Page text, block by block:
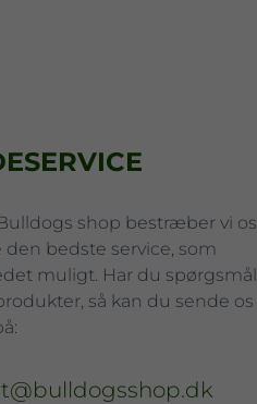
shop bestræber vi os
den bedste service, som
muligt. Har du spørgsmål
så kan du sende os